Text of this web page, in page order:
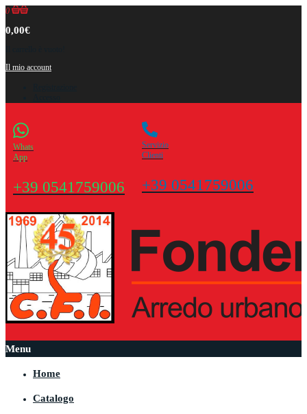
0
0,00€
Il mio account
Servizio
Clienti
+39 0541759006
Whats
App
+39 0541759006
Menu
Home
Catalogo